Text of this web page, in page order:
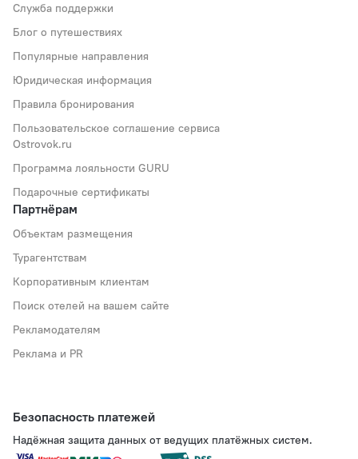
Служба поддержки
Блог о путешествиях
Популярные направления
Юридическая информация
Правила бронирования
Пользовательское соглашение сервиса
Ostrovok.ru
Программа лояльности GURU
Подарочные сертификаты
Партнёрам
Объектам размещения
Турагентствам
Корпоративным клиентам
Поиск отелей на вашем сайте
Рекламодателям
Реклама и PR
Безопасность платежей
Надёжная защита данных от ведущих платёжных систем.